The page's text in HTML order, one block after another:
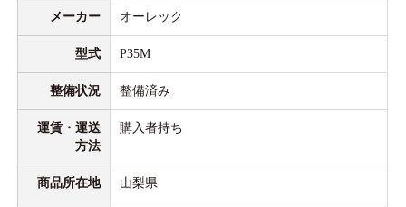
メーカー オーレック
型式 P35M
整備状況 整備済み
運賃・運送
方法
購入者持ち
商品所在地 山梨県